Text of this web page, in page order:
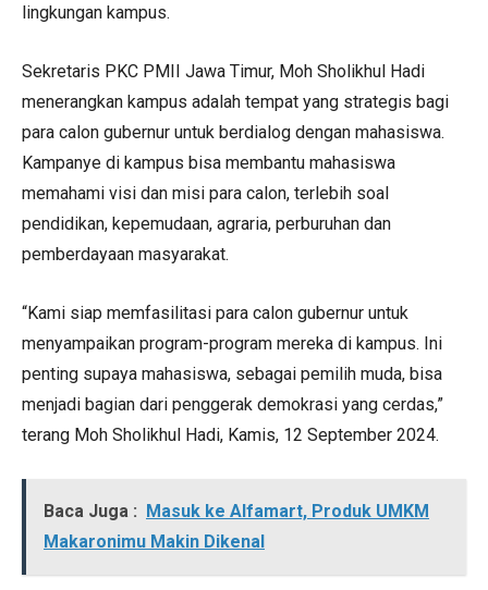
lingkungan kampus.
Sekretaris PKC PMII Jawa Timur, Moh Sholikhul Hadi
menerangkan kampus adalah tempat yang strategis bagi
para calon gubernur untuk berdialog dengan mahasiswa.
Kampanye di kampus bisa membantu mahasiswa
memahami visi dan misi para calon, terlebih soal
pendidikan, kepemudaan, agraria, perburuhan dan
pemberdayaan masyarakat.
“Kami siap memfasilitasi para calon gubernur untuk
menyampaikan program-program mereka di kampus. Ini
penting supaya mahasiswa, sebagai pemilih muda, bisa
menjadi bagian dari penggerak demokrasi yang cerdas,”
terang Moh Sholikhul Hadi, Kamis, 12 September 2024.
Baca Juga : Masuk ke Alfamart, Produk UMKM
Makaronimu Makin Dikenal